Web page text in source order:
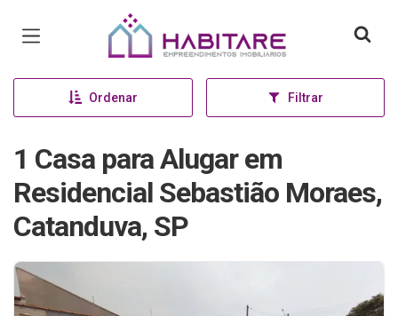
Página inicial
Ordenar Filtrar
1 Casa para Alugar em
Residencial Sebastião Moraes,
Catanduva, SP